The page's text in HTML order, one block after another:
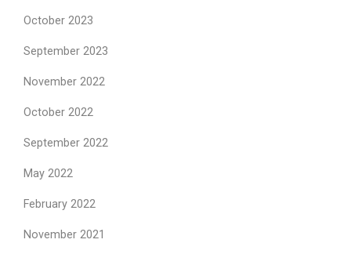
October 2023
September 2023
November 2022
October 2022
September 2022
May 2022
February 2022
November 2021